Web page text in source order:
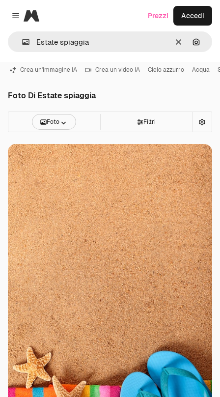
Close menu
Magnific
CancellaCerca
Prezzi Accedi
Crea un'immagine IA Crea un video IA Cielo azzurro Acqua
Foto Di Estate spiaggia
Foto Filtri